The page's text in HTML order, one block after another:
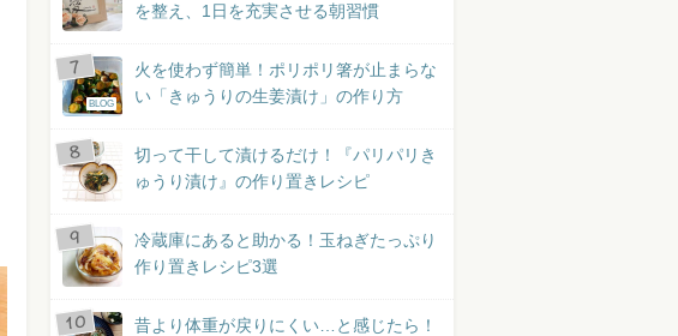
を整え、1日を充実させる朝習慣
BLOG
火を使わず簡単！ポリポリ箸が止まらな
い「きゅうりの生姜漬け」の作り方
切って干して漬けるだけ！『パリパリき
ゅうり漬け』の作り置きレシピ
冷蔵庫にあると助かる！玉ねぎたっぷり
作り置きレシピ3選
昔より体重が戻りにくい…と感じたら！